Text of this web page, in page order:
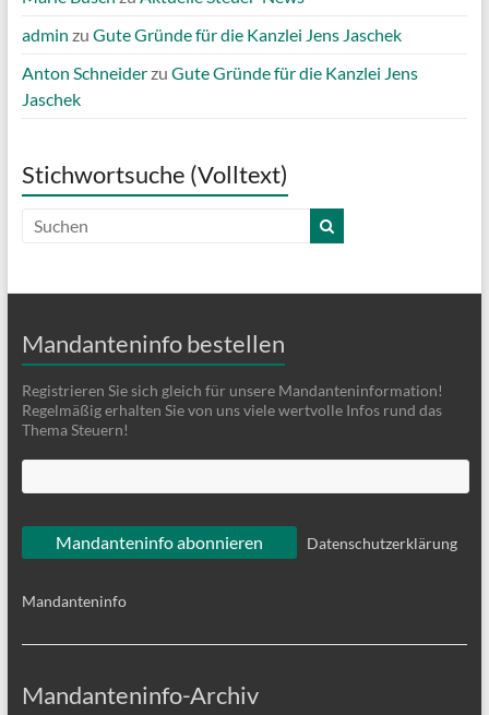
admin zu Gute Gründe für die Kanzlei Jens Jaschek
Anton Schneiderzu Gute Gründe für die Kanzlei Jens
Jaschek
Stichwortsuche (Volltext)
Mandanteninfo bestellen
Registrieren Sie sich gleich für unsere Mandanteninformation!
Regelmäßig erhalten Sie von uns viele wertvolle Infos rund das
Thema Steuern!
Datenschutzerklärung
Mandanteninfo
Mandanteninfo-Archiv